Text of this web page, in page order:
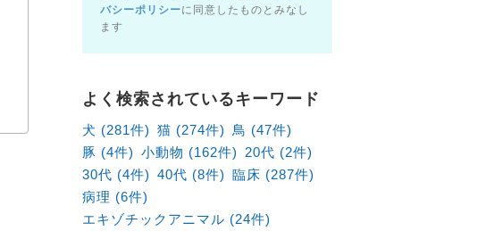
バシーポリシーに同意したものとみなし
ます
よく検索されているキーワード
犬 (281件) 猫 (274件)
鳥 (47件)
豚 (4件) 小動物 (162件)
20代 (2件)
30代 (4件) 40代 (8件) 臨床 (287件)
病理 (6件)
エキゾチックアニマル (24件)